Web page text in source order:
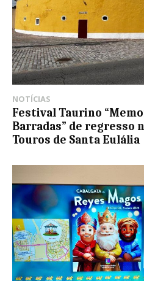
NOTÍCIAS
Festival Taurino
Barradas” de regresso
Touros de Santa Eulália